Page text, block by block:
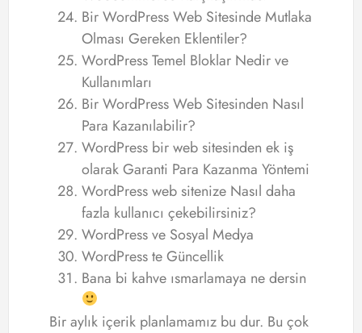
Bir WordPress Web Sitesinde Mutlaka
Olması Gereken Eklentiler?
WordPress Temel Bloklar Nedir ve
Kullanımları
Bir WordPress Web Sitesinden Nasıl
Para Kazanılabilir?
WordPress bir web sitesinden ek iş
olarak Garanti Para Kazanma Yöntemi
WordPress web sitenize Nasıl daha
fazla kullanıcı çekebilirsiniz?
WordPress ve Sosyal Medya
WordPress te Güncellik
Bana bi kahve ısmarlamaya ne dersin
Bir aylık içerik planlamamız bu dur. Bu çok